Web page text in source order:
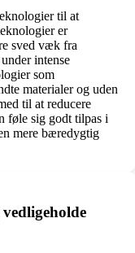
til at
er
sved væk fra
intense
som
materialer og uden
til at reducere
føle sig godt tilpas i
mere bæredygtig